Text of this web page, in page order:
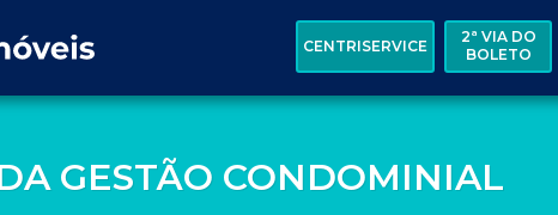
2ª VIA DO
BOLETO
CENTRISERVICE
GESTÃO CONDOMINIAL